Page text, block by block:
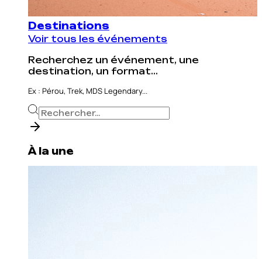
Destinations
Voir tous les événements
Recherchez un événement, une
destination, un format...
Ex : Pérou, Trek, MDS Legendary...
À la une